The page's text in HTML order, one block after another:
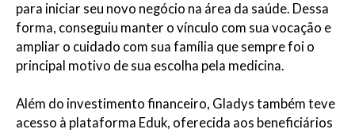
para iniciar seu novo negócio na área da saúde. Dessa
forma, conseguiu manter o vínculo com sua vocação e
ampliar o cuidado com sua família que sempre foi o
principal motivo de sua escolha pela medicina.
Além do investimento financeiro, Gladys também teve
acesso à plataforma Eduk, oferecida aos beneficiários